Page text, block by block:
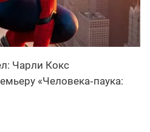
Чарли Кокс
«Человека‑паука: